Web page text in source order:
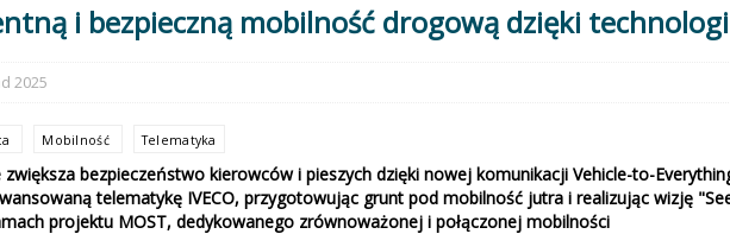
i bezpieczną mobilność drogową dzięki
2025
Mobilność Telematyka
bezpieczeństwo kierowców i pieszych dzięki nowej komunikacji Vehicle-to-
telematykę IVECO, przygotowując grunt pod mobilność jutra i realizując wizję
projektu MOST, dedykowanego zrównoważonej i połączonej mobilności